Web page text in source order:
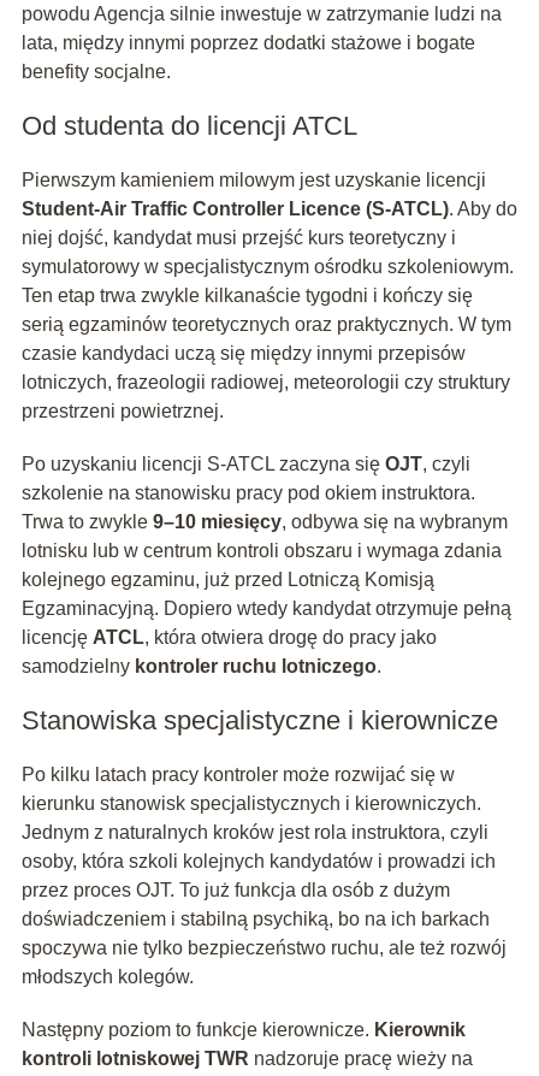
powodu Agencja silnie inwestuje w zatrzymanie ludzi na
lata, między innymi poprzez dodatki stażowe i bogate
benefity socjalne.
Od studenta do licencji ATCL
Pierwszym kamieniem milowym jest uzyskanie licencji
Student-Air Traffic Controller Licence (S-ATCL). Aby do
niej dojść, kandydat musi przejść kurs teoretyczny i
symulatorowy w specjalistycznym ośrodku szkoleniowym.
Ten etap trwa zwykle kilkanaście tygodni i kończy się
serią egzaminów teoretycznych oraz praktycznych. W tym
czasie kandydaci uczą się między innymi przepisów
lotniczych, frazeologii radiowej, meteorologii czy struktury
przestrzeni powietrznej.
Po uzyskaniu licencji S-ATCL zaczyna się OJT, czyli
szkolenie na stanowisku pracy pod okiem instruktora.
Trwa to zwykle 9–10 miesięcy, odbywa się na wybranym
lotnisku lub w centrum kontroli obszaru i wymaga zdania
kolejnego egzaminu, już przed Lotniczą Komisją
Egzaminacyjną. Dopiero wtedy kandydat otrzymuje pełną
licencję ATCL, która otwiera drogę do pracy jako
samodzielny kontroler ruchu lotniczego.
Stanowiska specjalistyczne i kierownicze
Po kilku latach pracy kontroler może rozwijać się w
kierunku stanowisk specjalistycznych i kierowniczych.
Jednym z naturalnych kroków jest rola instruktora, czyli
osoby, która szkoli kolejnych kandydatów i prowadzi ich
przez proces OJT. To już funkcja dla osób z dużym
doświadczeniem i stabilną psychiką, bo na ich barkach
spoczywa nie tylko bezpieczeństwo ruchu, ale też rozwój
młodszych kolegów.
Następny poziom to funkcje kierownicze. Kierownik
kontroli lotniskowej TWR nadzoruje pracę wieży na